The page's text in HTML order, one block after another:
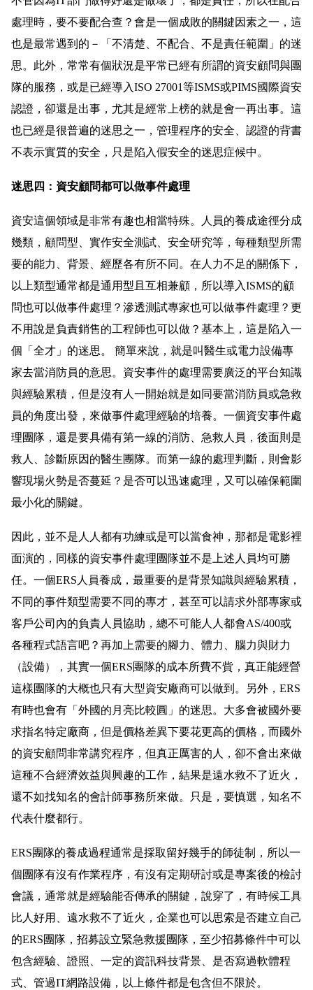
處理時，要不要配合查？會是一個成敗的關鍵因素之一，這
也是最常遇到的－「不清楚、不配合、不是責任範圍」的迷
思。此外，常常有個狀況是平常已經有所謂的資安顧問與團
隊的服務，或是已經導入ISO 27001等ISMS或PIMS國際資安
認證，卻還是出事，尤其是經常上榜的就是會一再出事。這
也已經是很普遍的迷思之一，管理程序的安全、認證的背書
不表示實質的安全，只是陷入假安全的迷思症候中。
迷思四：資安顧問都可以做事件處理
資安這個領域是非常有趣也相當特殊。人員的養成途徑分成
幾類，顧問型、實作安全測試、安全研究等，每種類型所需
要的能力、背景、經歷各有所不同。在人力不足的關係下，
以上類型通常都是通用型且互相兼顧，所以導入ISMS的顧
問也可以做事件處理？滲透測試專家也可以做事件處理？更
不用說是負責銷售的工程師也可以做？ 基本上，這是陷入一
個「全才」的迷思。 簡單來說，就是叫醫生或電力設備專
家去當消防員的意思。資安事件的處理需要廣泛的平台知識
與經驗累積，但是沒有人一開始就是如同要當消防員或急救
員的角度出發，來做事件處理經驗的培養。一個資安事件處
理團隊，還是要具備有第一線的消防、急救人員，後面則是
救人、診斷原因的醫生團隊。而第一線的處理判斷，則會影
響現場火勢是否蔓延？是否可以迅速處理，又可以確保範圍
最小化的關鍵。
因此，並不是人人都有功練或是可以當食神，那都是電影裡
面演的，同樣的資安事件處理團隊並不是上述人員均可勝
任。一個ERS人員養成，最重要的是背景知識與經驗累積，
不同的事件類型需要不同的專才，甚至可以請求外部專家或
客戶公司內的負責人員協助，總不可能人人都會AS/400或
各種程式語言吧？再加上需要的腳力、體力、腦力與財力
（設備），其實一個ERS團隊的成本所費不貲，真正能經營
這樣團隊的大概也只有大型資安廠商可以做到。
另外，ERS
有時也會有「外國的月亮比較圓」的迷思。大多會被國外要
求指名特定廠商，但是價格差異下要花更高的價格，而國外
的資安顧問非常講究程序，但真正厲害的人，卻不會出來做
這種不合經濟效益與興趣的工作，結果是遠水救不了近火，
還不如找知名的會計師事務所來做。只是，要慎選，知名不
代表什麼都行。
ERS團隊的養成過程通常是採取留好幾手的師徒制，所以一
個團隊有沒有作業程序，有沒有定期研討或是專案後的檢討
會議，通常就是經驗能否傳承的關鍵，說穿了，有時候工具
比人好用、遠水救不了近火，企業也可以思索是否建立自己
的ERS團隊，招募設立緊急救援團隊，至少招募條件中可以
包含經驗、證照、一定的資訊科技背景、是否寫過軟體程
式、管過IT網路設備，以上條件都是包含但不限於。